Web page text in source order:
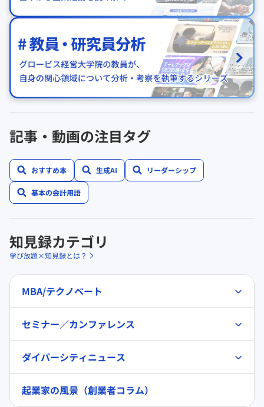
記事・動画の注目タグ
おすすめ本 生成AI リーダーシップ
基本の会計用語
知見録カテゴリ
学び放題×知見録とは？
MBA/テクノベート
セミナー／カンファレンス
ダイバーシティニュース
起業家の風景（創業者コラム）